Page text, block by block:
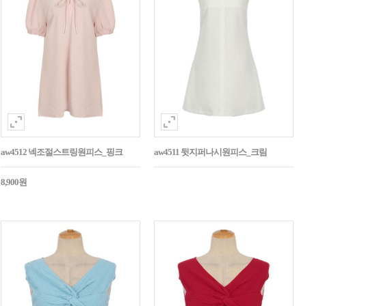
aw4512 넥조절스트링원피스_핑크
8,900원
aw4511 뒷지퍼나시원피스_크림